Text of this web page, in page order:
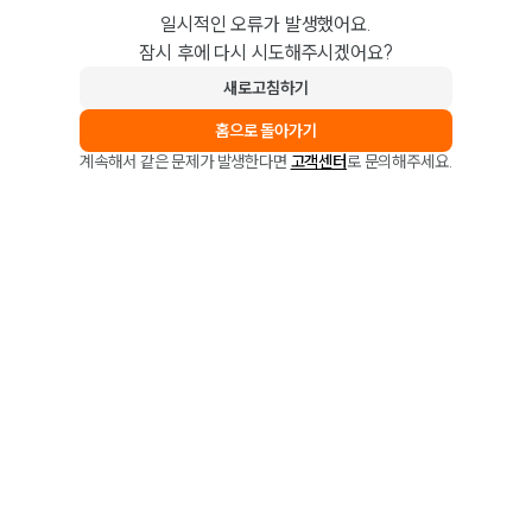
일시적인 오류가 발생했어요.
잠시 후에 다시 시도해주시겠어요?
새로고침하기
홈으로 돌아가기
계속해서 같은 문제가 발생한다면 고객센터로 문의해주세요.